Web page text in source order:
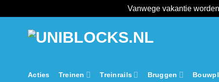
Vanwege vakantie
Acties Treinen Treinrails Bruggen